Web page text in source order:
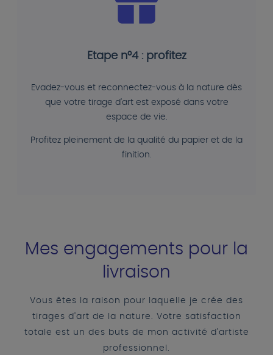
Etape n°4 : profitez
Evadez-vous et reconnectez-vous à la nature dès
que votre tirage d'art est exposé dans votre
espace de vie.
Profitez pleinement de la qualité du papier et de la
finition.
Mes engagements pour la
livraison
Vous êtes la raison pour laquelle je crée des
tirages d'art de la nature. Votre satisfaction
totale est un des buts de mon activité d'artiste
professionnel.